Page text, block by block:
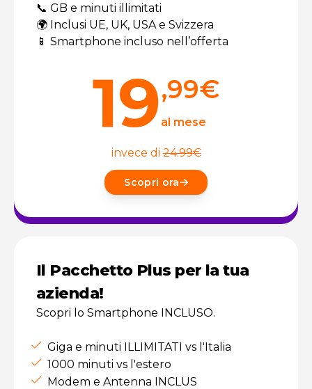
📞 GB e minuti illimitati
🌍 Inclusi UE, UK, USA e Svizzera
📱 Smartphone incluso nell’offerta
19,99€
al mese
invece di 24.99€
Scopri ora
Il Pacchetto Plus per la tua
azienda!
Scopri lo Smartphone INCLUSO.
Giga e minuti ILLIMITATI vs l'Italia
1000 minuti vs l'estero
Modem e Antenna INCLUS